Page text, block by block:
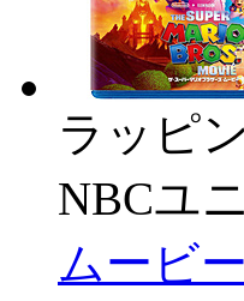
ラッピ
NBCユ
ムービ